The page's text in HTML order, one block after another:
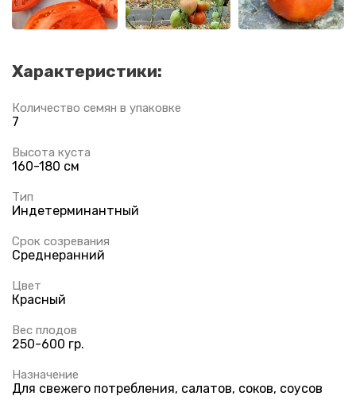
Характеристики:
Количество семян в упаковке
7
Высота куста
160-180 см
Тип
Индетерминантный
Срок созревания
Среднеранний
Цвет
Красный
Вес плодов
250-600 гр.
Назначение
Для свежего потребления, салатов, соков, соусов